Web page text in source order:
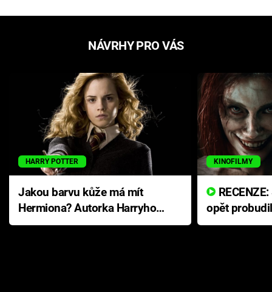
NÁVRHY PRO VÁS
HARRY POTTER
Jakou barvu kůže má mít
Hermiona? Autorka Harryho
Pottera přišla s ráznou
KINOFILMY
opět
přichází s